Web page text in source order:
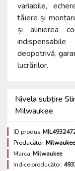
variabile,
tăiere și
și alinierea
deopotrivă,
lucrărilor.
Nivela subțire
Milwaukee
ID produs:
Producător:Milwaukee
Marca:Milwaukee
Indice producător: